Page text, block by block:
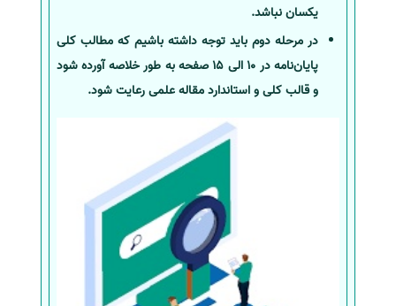
یکسان نباشد.
در مرحله دوم باید توجه داشته باشیم که مطالب کلی
پایان‌نامه در 10 الی 15 صفحه به طور خلاصه آورده شود
و قالب کلی و استاندارد مقاله علمی رعایت شود.